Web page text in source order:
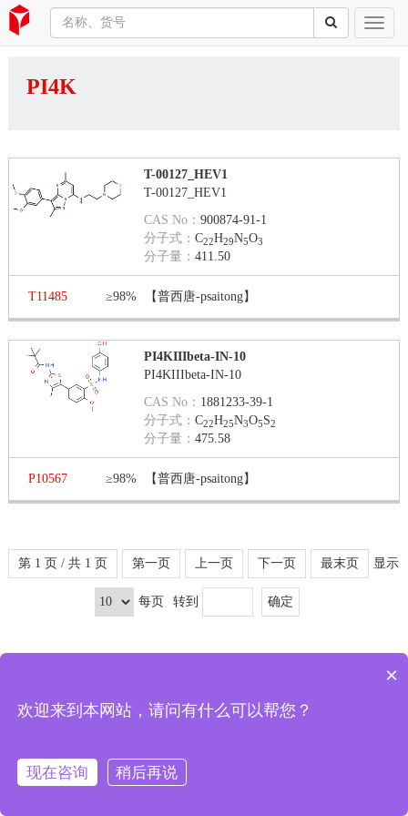
PI4K
T-00127_HEV1
T-00127_HEV1
CAS No：900874-91-1
分子式：C22H29N5O3
分子量：411.50
T11485 ≥98% 【普西唐-psaitong】
PI4KIIIbeta-IN-10
PI4KIIIbeta-IN-10
CAS No： 1881233-39-1
分子式：C22H25N3O5S2
分子量：475.58
P10567 ≥98% 【普西唐-psaitong】
第 1 页 / 共 1 页 第一页 上一页 下一页 最末页 显示
每页 转到
×
欢迎来到本网站，请问有什么可以帮您？
现在咨询 稍后再说